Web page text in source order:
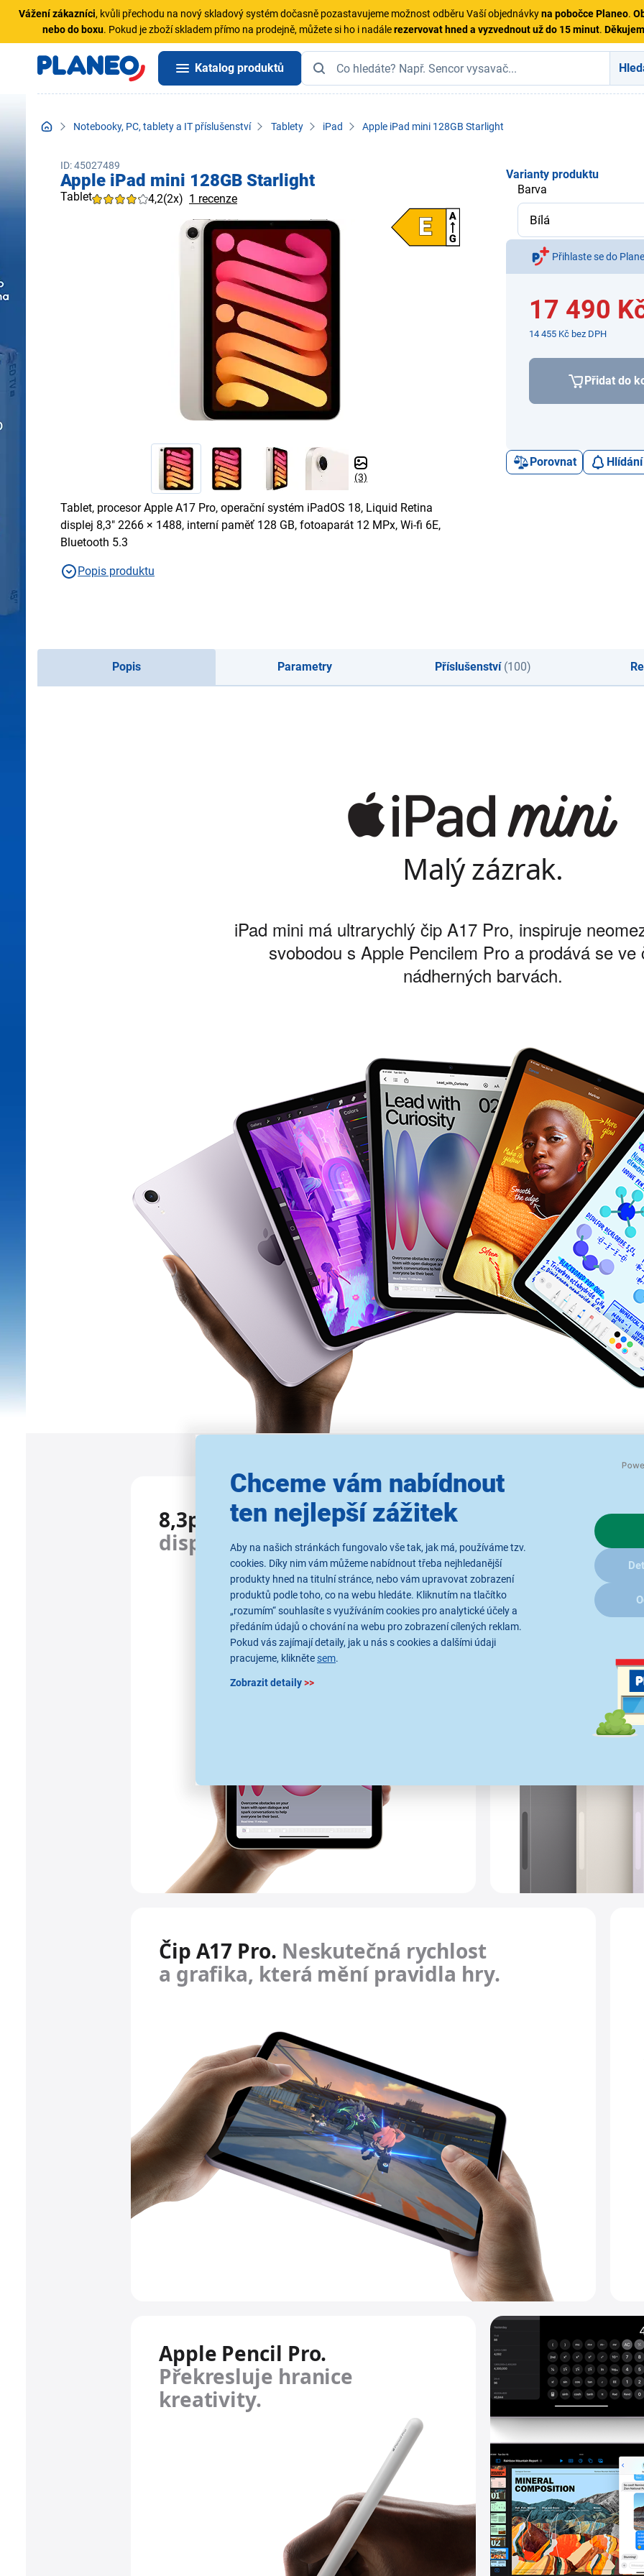
Chceme vám nabídnout
ten nejlepší zážitek
Aby na našich stránkách fungovalo vše tak, jak má, používáme tzv.
cookies. Díky nim vám můžeme nabídnout třeba nejhledanější
produkty hned na titulní stránce, nebo vám upravovat zobrazení
produktů podle toho, co na webu hledáte. Kliknutím na tlačítko
„rozumím“ souhlasíte s využíváním cookies pro analytické účely a
předáním údajů o chování na webu pro zobrazení cílených reklam.
Pokud vás zajímají detaily, jak u nás s cookies a dalšími údaji
pracujeme, klikněte sem.
Zobrazit detaily>>
Vážení zákazníci, kvůli přechodu na nový skladový systém dočasně pozastavujeme možnost odběru Vaší objednávkyna pobočce Planeo.
nebo do boxu. Pokud je zboží skladem přímo na prodejně, můžete si ho i nadálerezervovat hned a vyzvednout už do 15 minut.
Katalog produktů
Notebooky, PC, tablety a IT příslušenství Tablety iPad Apple iPad mini 128GB Starlight
ID: 45027489
Apple iPad mini 128GB Starlight
Tablet 4,2(2x) 1 recenze
(3)
Tablet, procesor Apple A17 Pro, operační systém iPadOS 18, Liquid Retina
displej 8,3" 2266 × 1488, interní paměť 128 GB, fotoaparát 12 MPx, Wi-fi 6E,
Bluetooth 5.3
Popis produktu
Varianty produktu
Barva
Přihlaste se do
17 490
14 455 Kč bez DPH
Přidat do
Porovnat
Popis Parametry Příslušenství(100)
Malý zázrak.
iPad mini má ultrarychlý čip A17 Pro, inspiruje
svobodou s Apple Pencilem Pro a prodává se ve
nádherných barvách.
8,3palcovýLiquid Retina
displejpřes celou plochu. Podrobnosti v
Ve čtyřech
barvách.
Čip A17 Pro. Neskutečná rychlost
a grafika, která mění pravidla hry.
Apple Pencil Pro.
Překresluje hranice
kreativity.